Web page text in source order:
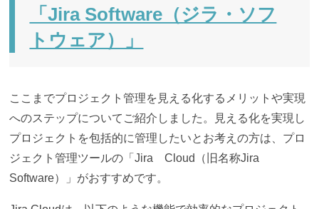
「Jira Software（ジラ・ソフ
トウェア）」
ここまでプロジェクト管理を見える化するメリットや実現
へのステップについてご紹介しました。見える化を実現し
プロジェクトを包括的に管理したいとお考えの方は、プロ
ジェクト管理ツールの「Jira Cloud（旧名称Jira
Software）」がおすすめです。